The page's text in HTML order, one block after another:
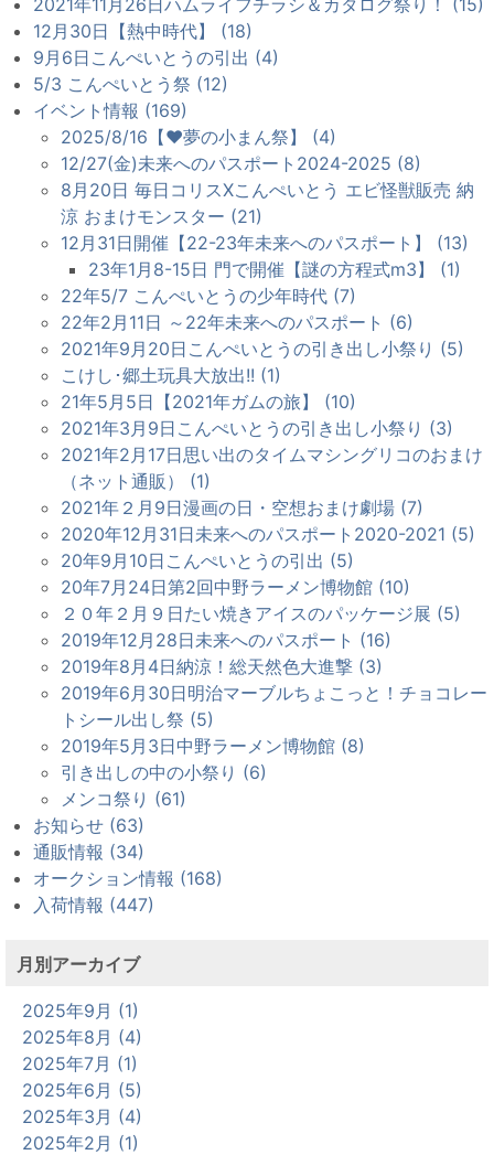
12月30日【熱中時代】 (18)
9月6日こんぺいとうの引出 (4)
5/3 こんぺいとう祭 (12)
イベント情報 (169)
2025/8/16【♥夢の小まん祭】 (4)
12/27(金)未来へのパスポート2024-2025 (8)
8月20日 毎日コリスXこんぺいとう エビ怪獣販売 納
涼 おまけモンスター (21)
12月31日開催【22-23年未来へのパスポート】 (13)
23年1月8-15日 門で開催【謎の方程式m3】 (1)
22年5/7 こんぺいとうの少年時代 (7)
22年2月11日 ～22年未来へのパスポート (6)
2021年9月20日こんぺいとうの引き出し小祭り (5)
こけし･郷土玩具大放出!! (1)
21年5月5日【2021年ガムの旅】 (10)
2021年3月9日こんぺいとうの引き出し小祭り (3)
2021年2月17日思い出のタイムマシングリコのおまけ
（ネット通販） (1)
2021年２月9日漫画の日・空想おまけ劇場 (7)
2020年12月31日未来へのパスポート2020-2021 (5)
20年9月10日こんぺいとうの引出 (5)
20年7月24日第2回中野ラーメン博物館 (10)
２０年２月９日たい焼きアイスのパッケージ展 (5)
2019年12月28日未来へのパスポート (16)
2019年8月4日納涼！総天然色大進撃 (3)
2019年6月30日明治マーブルちょこっと！チョコレー
トシール出し祭 (5)
2019年5月3日中野ラーメン博物館 (8)
引き出しの中の小祭り (6)
メンコ祭り (61)
お知らせ (63)
通販情報 (34)
オークション情報 (168)
入荷情報 (447)
月別アーカイブ
2025年9月 (1)
2025年8月 (4)
2025年7月 (1)
2025年6月 (5)
2025年3月 (4)
2025年2月 (1)